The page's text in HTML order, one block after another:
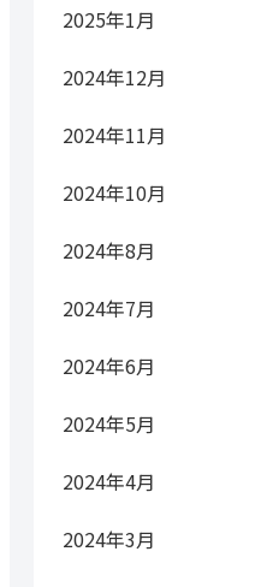
2025年1月
2024年12月
2024年11月
2024年10月
2024年8月
2024年7月
2024年6月
2024年5月
2024年4月
2024年3月